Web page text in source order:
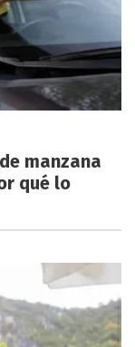
manzana
qué lo